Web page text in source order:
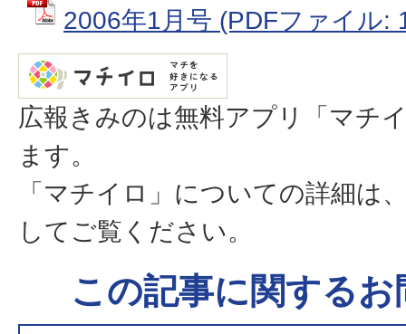
2006年1月号 (PDFファイル:
広報きみのは無料アプリ「マチ
ます。
「マチイロ」についての詳細は
してご覧ください。
この記事に関する